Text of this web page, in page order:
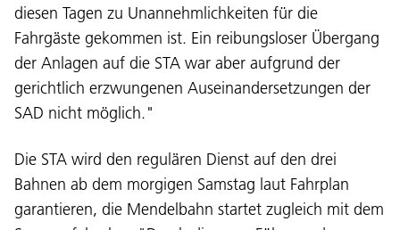
Lingaz:
DEU
ITA LAD ENG
Impressum
Privacy e Cookie Policy
Cundizions de nuzeda
Reclamaziuns
Jobs
diesen Tagen zu Unannehmlichkeiten für die
Fahrgäste gekommen ist. Ein reibungsloser Übergang
der Anlagen auf die STA war aber aufgrund der
gerichtlich erzwungenen Auseinandersetzungen der
SAD nicht möglich."
Die STA wird den regulären Dienst auf den drei
Bahnen ab dem morgigen Samstag laut Fahrplan
garantieren, die Mendelbahn startet zugleich mit dem